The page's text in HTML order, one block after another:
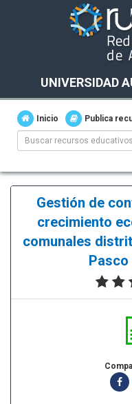
UNIVERSIDAD
Inicio Publica
Gestión de
crecimiento
comunales
Pasco